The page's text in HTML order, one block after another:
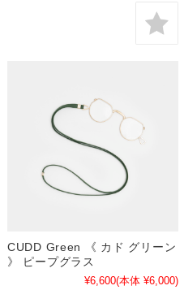
CUDD Green 《 カド グリーン
》 ピープグラス
¥6,600(本体 ¥6,000)